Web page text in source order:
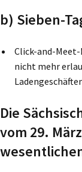
b) Sieben-
Click-and-
nicht mehr
Die
vom 29.